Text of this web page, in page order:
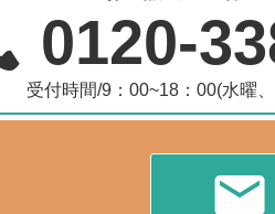
0120-
受付時間/9：00~18：00(水曜